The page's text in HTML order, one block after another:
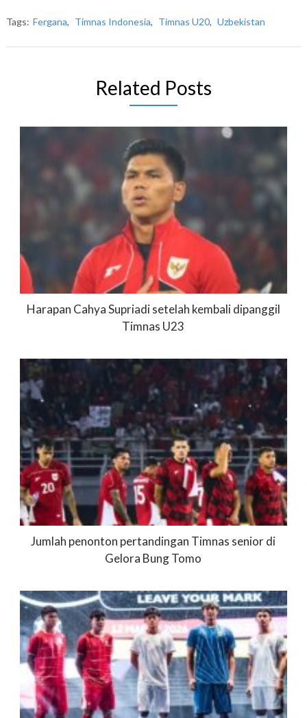
Tags: Fergana, Timnas Indonesia, Timnas U20, Uzbekistan
Related Posts
Harapan Cahya Supriadi setelah kembali dipanggil
Timnas U23
Jumlah penonton pertandingan Timnas senior di
Gelora Bung Tomo